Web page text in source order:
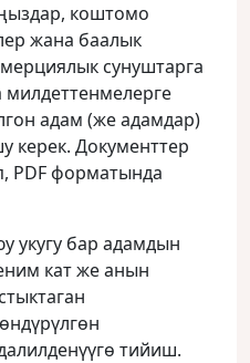
коштомо
жана баалык
сунуштарга
адам (же адамдар)
керек. Документтер
PDF форматында
укугу бар адамдын
кат же анын
тийиш.